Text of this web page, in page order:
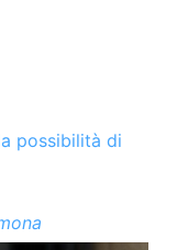
possibilità di